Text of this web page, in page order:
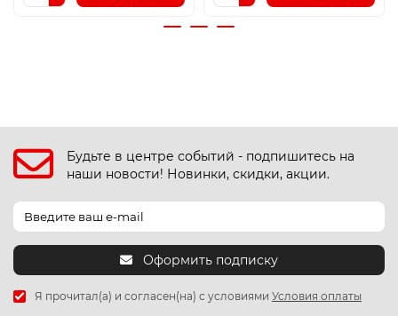
Будьте в центре событий - подпишитесь на
наши новости! Новинки, скидки, акции.
Оформить подписку
Я прочитал(а) и согласен(на) с условиями Условия оплаты